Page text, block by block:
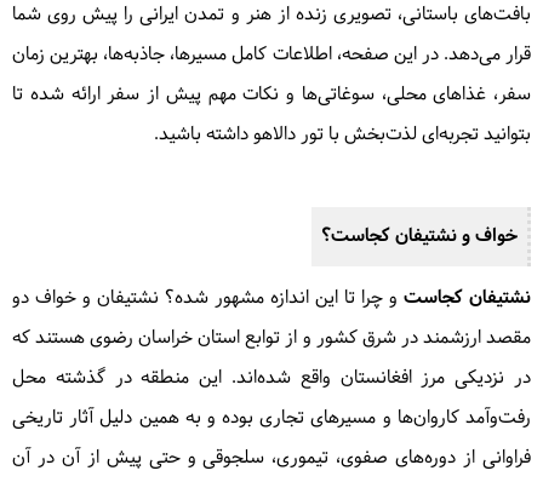
بافت‌های باستانی، تصویری زنده از هنر و تمدن ایرانی را پیش روی شما
قرار می‌دهد. در این صفحه، اطلاعات کامل مسیرها، جاذبه‌ها، بهترین زمان
سفر، غذاهای محلی، سوغاتی‌ها و نکات مهم پیش از سفر ارائه شده تا
بتوانید تجربه‌ای لذت‌بخش با تور دالاهو داشته باشید.
خواف و نشتیفان کجاست؟
نشتیفان کجاست و چرا تا این اندازه مشهور شده؟ نشتیفان و خواف دو
مقصد ارزشمند در شرق کشور و از توابع استان خراسان رضوی هستند که
در نزدیکی مرز افغانستان واقع شده‌اند. این منطقه در گذشته محل
رفت‌وآمد کاروان‌ها و مسیرهای تجاری بوده و به همین دلیل آثار تاریخی
فراوانی از دوره‌های صفوی، تیموری، سلجوقی و حتی پیش از آن در آن